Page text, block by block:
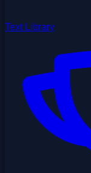
Text Library